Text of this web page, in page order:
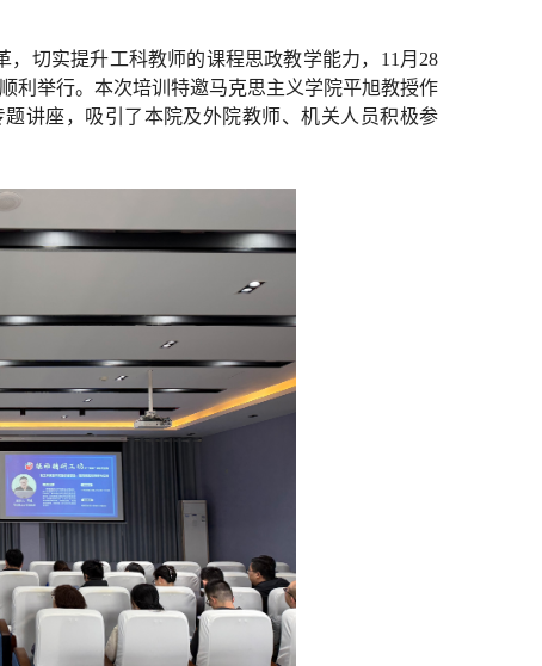
，切实提升工科教师的课程思政教学能力，11月28
利举行。本次培训特邀马克思主义学院平旭教授作
讲座，吸引了本院及外院教师、机关人员积极参